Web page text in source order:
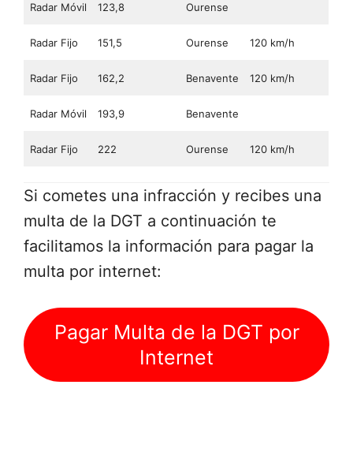
Radar Móvil 123,8 Ourense
Radar Fijo 151,5 Ourense 120 km/h
Radar Fijo 162,2 Benavente 120 km/h
Radar Móvil 193,9 Benavente
Radar Fijo 222 Ourense 120 km/h
Si cometes una infracción y recibes una
multa de la DGT a continuación te
facilitamos la información para pagar la
multa por internet:
Pagar Multa de la DGT por
Internet